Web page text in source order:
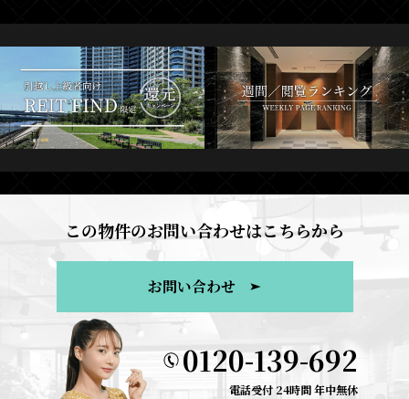
この物件のお問い合わせはこちらから
お問い合わせ
0120-139-692
電話受付 24時間 年中無休